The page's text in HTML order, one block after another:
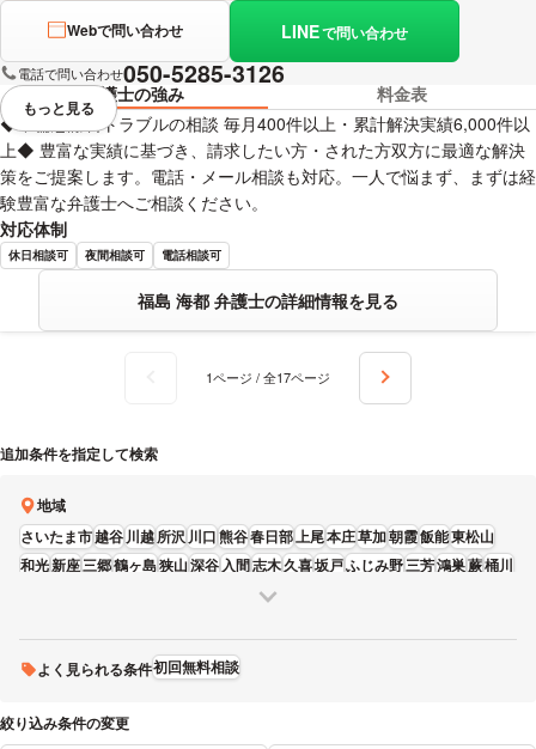
Webで問い合わせ LINEで問い合わせ
電話で問い合わせ050-5285-3126
弁護士の強み
料金表
◆不倫慰謝料トラブルの相談 毎月400件以上・累計解決実績6,000件以
上◆ 豊富な実績に基づき、請求したい方・された方双方に最適な解決
策をご提案します。電話・メール相談も対応。一人で悩まず、まずは経
験豊富な弁護士へご相談ください。
対応体制
休日相談可 夜間相談可 電話相談可
福島 海都 弁護士の詳細情報を見る
視覚的に省略されている要素を
もっと見る
1ページ / 全17ページ
追加条件を指定して検索
地域
さいたま市越谷川越所沢川口熊谷春日部上尾本庄草加朝霞飯能東松山
和光新座三郷鶴ヶ島狭山深谷入間志木久喜坂戸ふじみ野三芳鴻巣蕨桶川
よく見られる条件初回無料相談
絞り込み条件の変更